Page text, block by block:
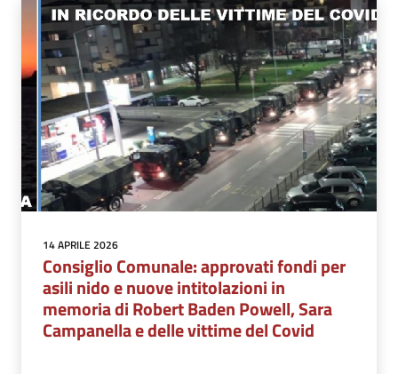
14 APRILE 2026
Consiglio Comunale: approvati fondi per
asili nido e nuove intitolazioni in
memoria di Robert Baden Powell, Sara
Campanella e delle vittime del Covid